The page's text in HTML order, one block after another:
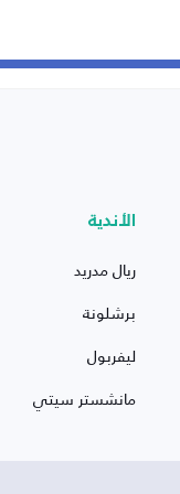
الأندية
ريال مدريد
برشلونة
ليفربول
مانشستر سيتي